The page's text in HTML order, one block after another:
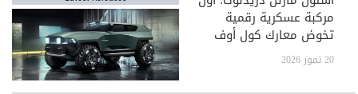
مركبة عسكرية رقمية
تخوض معارك كول أوف
ديوتي
20 تموز 2026